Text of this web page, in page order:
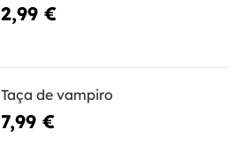
2,99 €
Taça de vampiro
7,99 €